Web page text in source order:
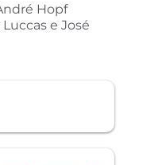
Hopf
e José